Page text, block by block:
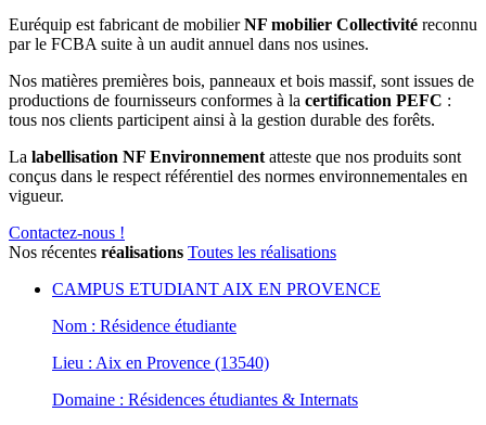
Euréquip est fabricant de mobilierNF mobilier Collectivité reconnu
par le FCBA suite à un audit annuel dans nos usines.
Nos matières premières bois, panneaux et bois massif, sont issues de
productions de fournisseurs conformes à la certification PEFC :
tous nos clients participent ainsi à la gestion durable des forêts.
La labellisation NF Environnement atteste que nos produits sont
conçus dans le respect référentiel des normes environnementales en
vigueur.
Contactez-nous !
Nos récentes réalisations Toutes les réalisations
CAMPUS ETUDIANT AIX EN PROVENCE
Nom : Résidence étudiante
Lieu : Aix en Provence (13540)
Domaine : Résidences étudiantes & Internats